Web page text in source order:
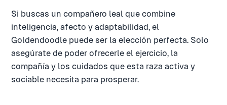
Si buscas un compañero leal que combine
inteligencia, afecto y adaptabilidad, el
Goldendoodle puede ser la elección perfecta. Solo
asegúrate de poder ofrecerle el ejercicio, la
compañía y los cuidados que esta raza activa y
sociable necesita para prosperar.